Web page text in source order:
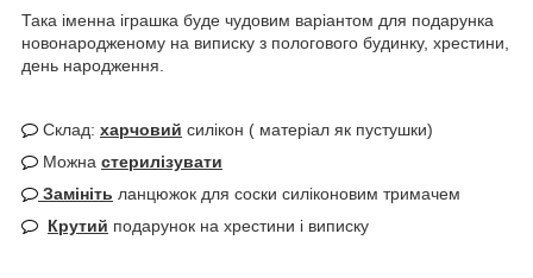
Така іменна іграшка буде чудовим варіантом для подарунка
новонародженому на виписку з пологового будинку, хрестини,
день народження.
Склад: харчовий силікон ( матеріал як пустушки)
Можна стерилізувати
Замініть ланцюжок для соски силіконовим тримачем
Крутий подарунок на хрестини і виписку